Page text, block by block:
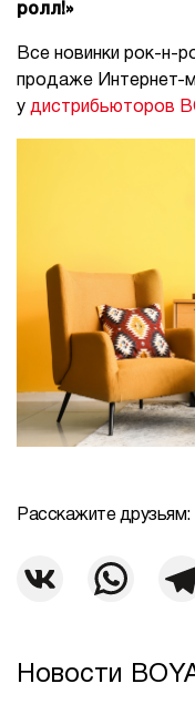
ролл!»
Все новинки рок-н-
продаже Интернет-
у дистрибьюторов
Расскажите друзьям:
Новости